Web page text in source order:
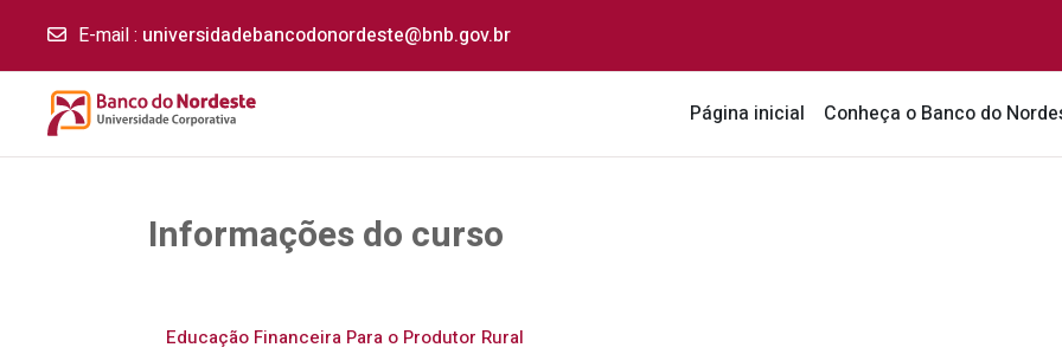
Ir para o conteúdo principal
E-mail: universidadebancodonordeste@bnb.gov.br
Página inicial Conheça o Banco do
Informações do curso
Educação Financeira Para o Produtor Rural